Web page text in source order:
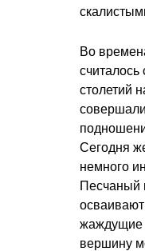
Во
столетий
Сегодня
немного
Песчаный
жаждущие
вершину